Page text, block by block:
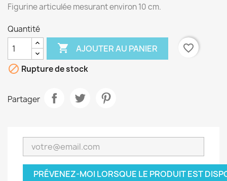
Figurine articulée mesurant environ 10 cm.
Quantité
 AJOUTER AU PANIER
favorite_border
 Rupture de stock
Partager
PRÉVENEZ-MOI LORSQUE LE PRODUIT EST